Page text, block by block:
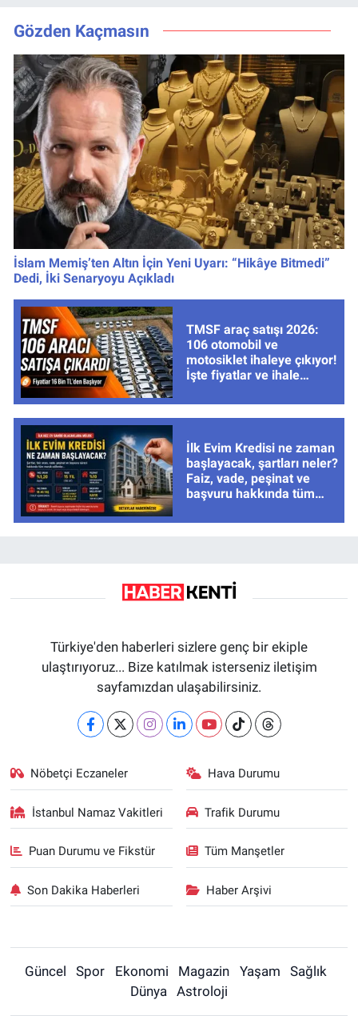
Oldu
Gözden Kaçmasın
İslam Memiş’ten Altın İçin Yeni Uyarı: “Hikâye Bitmedi”
Dedi, İki Senaryoyu Açıkladı
TMSF araç satışı 2026:
106 otomobil ve
motosiklet ihaleye çıkıyor!
İşte fiyatlar ve ihale
İlk Evim Kredisi ne zaman
başlayacak, şartları neler?
Faiz, vade, peşinat ve
başvuru hakkında tüm
Türkiye'den haberleri sizlere genç bir ekiple
ulaştırıyoruz... Bize katılmak isterseniz iletişim
sayfamızdan ulaşabilirsiniz.
Nöbetçi Eczaneler Hava Durumu
İstanbul Namaz Vakitleri Trafik Durumu
Puan Durumu ve Fikstür Tüm Manşetler
Son Dakika Haberleri Haber Arşivi
Güncel Spor Ekonomi Magazin Yaşam
Sağlık
Dünya
Astroloji